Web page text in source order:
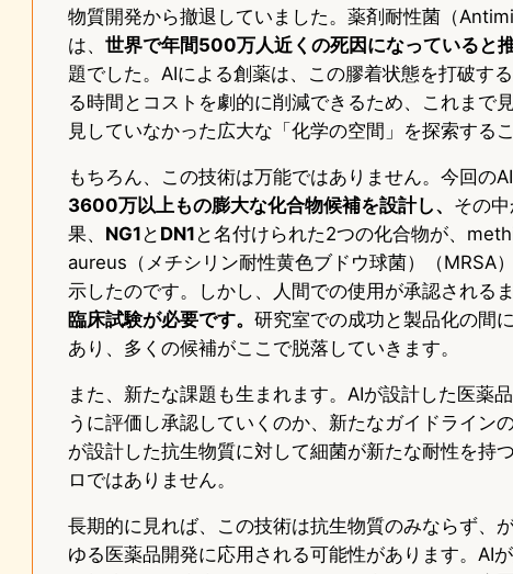
物質開発から撤退していました。薬剤耐性菌（
は、 世界で年間500万人近くの死因になっていると
題でした。AIによる創薬は、この膠着状態を打破す
る時間とコストを劇的に削減できるため、これまで
見していなかった広大な「化学の空間」を探索する
もちろん、この技術は万能ではありません。今回の
3600万以上もの膨大な化合物候補を設計し、 その
果、 NG1 と DN1 と名付けられた2つの化合物が、
aureus（メチシリン耐性黄色ブドウ球菌）（MRSA
示したのです。しかし、人間での使用が承認されるま
臨床試験が必要です。 研究室での成功と製品化の間
あり、多くの候補がここで脱落していきます。
また、新たな課題も生まれます。AIが設計した医薬
うに評価し承認していくのか、新たなガイドライン
が設計した抗生物質に対して細菌が新たな耐性を持
ロではありません。
長期的に見れば、この技術は抗生物質のみならず、
ゆる医薬品開発に応用される可能性があります。AI